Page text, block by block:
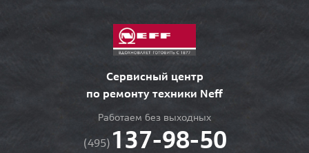
Сервисный центр
по ремонту техники Neff
Работаем без выходных
(495) 137-98-50